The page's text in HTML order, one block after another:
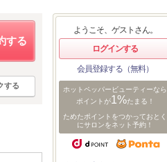
する
する
ようこそ、ゲストさん。
ログインする
会員登録する（無料）
ホットペッパービューティーなら
ポイントが1%たまる！
ためたポイントをつかっておとく
にサロンをネット予約！